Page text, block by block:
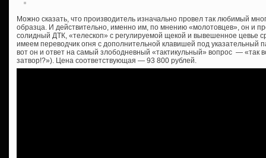
Можно сказать, что производитель изначально провел так любимый
образца. И действительно, именно им, по мнению «молотовцев», он и
солидный ДТК, «телескоп» с регулируемой щекой и вывешенное цевье
имеем переводчик огня с дополнительной клавишей под указательный
вот он и ответ на самый злободневный «тактикульный» вопрос — «так
затвор!?»). Цена соответствующая — 93 800 рублей.